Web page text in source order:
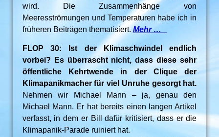
wird. Die Zusammenhänge von
Meeresströmungen und Temperaturen habe ich in
früheren Beiträgen thematisiert. Mehr …
FLOP 30: Ist der Klimaschwindel endlich
vorbei? Es überrascht nicht, dass diese sehr
öffentliche Kehrtwende in der Clique der
Klimapanikmacher für viel Unruhe gesorgt hat.
Nehmen wir Michael Mann – ja, genau den
Michael Mann. Er hat bereits einen langen Artikel
verfasst, in dem er Bill dafür kritisiert, dass er die
Klimapanik-Parade ruiniert hat.